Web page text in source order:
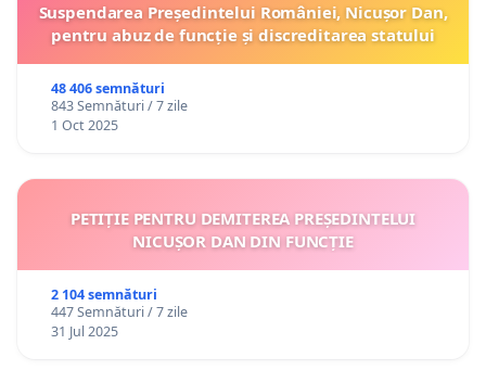
Suspendarea Președintelui României, Nicușor Dan,
pentru abuz de funcție și discreditarea statului
48 406 semnături
843 Semnături / 7 zile
1 Oct 2025
PETIȚIE PENTRU DEMITEREA PREȘEDINTELUI
NICUȘOR DAN DIN FUNCȚIE
2 104 semnături
447 Semnături / 7 zile
31 Jul 2025